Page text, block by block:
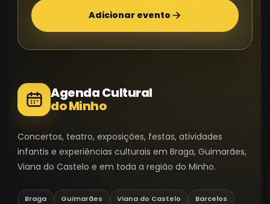
Adicionar evento
Agenda Cultural
do Minho
Concertos, teatro, exposições, festas, atividades
infantis e experiências culturais em Braga, Guimarães,
Viana do Castelo e em toda a região do Minho.
Braga Guimarães Viana do Castelo
Barcelos